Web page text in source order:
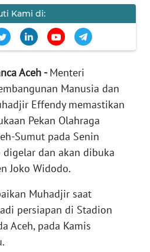
Kami di:
Aceh -Menteri
Manusia dan
Effendy memastikan
Pekan Olahraga
Sumut pada Senin
dan akan dibuka
Joko Widodo.
Muhadjir saat
persiapan di Stadion
Aceh, pada Kamis